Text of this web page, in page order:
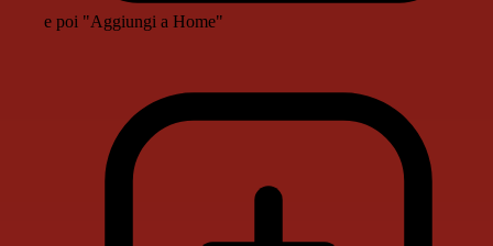
e poi "Aggiungi a Home"